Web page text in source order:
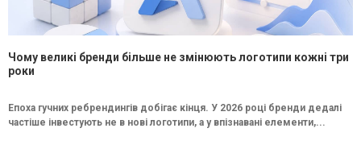
Чому великі бренди більше не змінюють логотипи кожні три
роки
Епоха гучних ребрендингів добігає кінця. У 2026 році бренди дедалі
частіше інвестують не в нові логотипи, а у впізнавані елементи,...